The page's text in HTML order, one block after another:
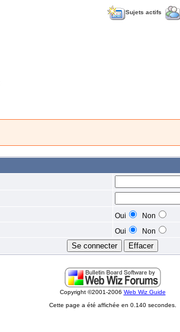
Sujets actifs
Oui
Non
Oui Non
Copyright ©2001-2006 Web Wiz Guide
Cette page a été affichée en 0.140 secondes.